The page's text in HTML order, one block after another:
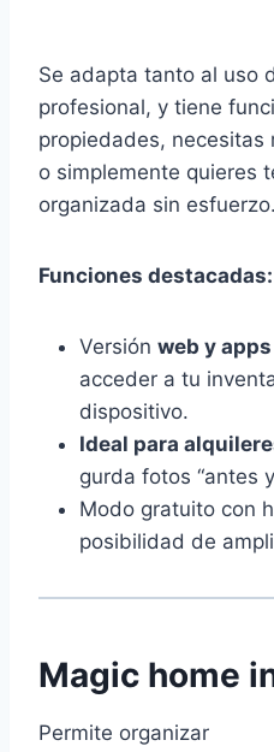
Se adapta tanto al uso
profesional, y tiene
propiedades, necesitas
o simplemente quieres
organizada sin esfuerzo.
Funciones destacadas:
Versión web y
acceder a tu
dispositivo.
Ideal para
gurda fotos “antes
Modo gratuito con
posibilidad de
Magic home
Permite organizar